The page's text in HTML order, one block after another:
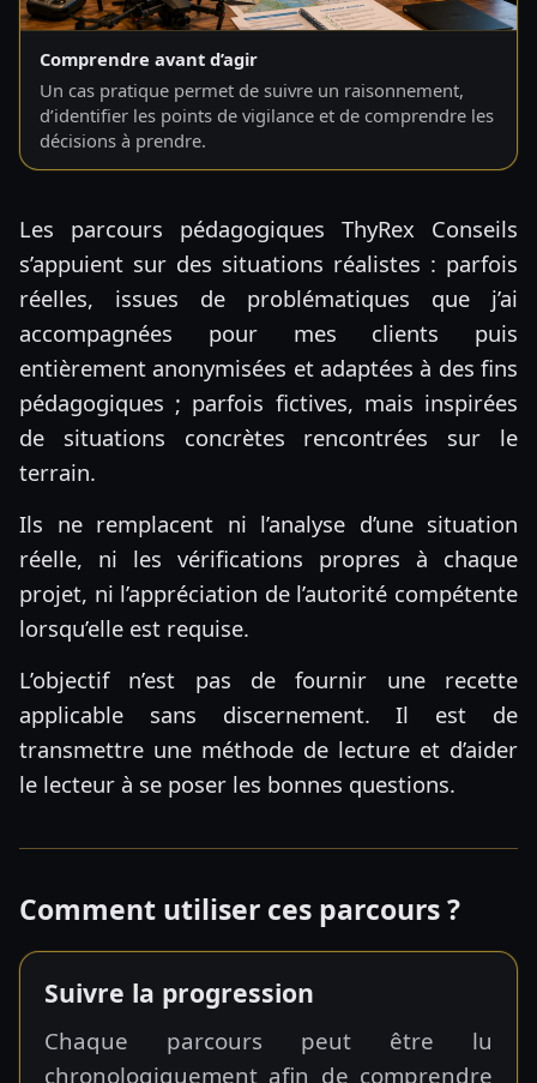
Comprendre avant d’agir
Un cas pratique permet de suivre un raisonnement,
d’identifier les points de vigilance et de comprendre les
décisions à prendre.
Les parcours pédagogiques ThyRex Conseils
s’appuient sur des situations réalistes : parfois
réelles, issues de problématiques que j’ai
accompagnées pour mes clients puis
entièrement anonymisées et adaptées à des fins
pédagogiques ; parfois fictives, mais inspirées
de situations concrètes rencontrées sur le
terrain.
Ils ne remplacent ni l’analyse d’une situation
réelle, ni les vérifications propres à chaque
projet, ni l’appréciation de l’autorité compétente
lorsqu’elle est requise.
L’objectif n’est pas de fournir une recette
applicable sans discernement. Il est de
transmettre une méthode de lecture et d’aider
le lecteur à se poser les bonnes questions.
Comment utiliser ces parcours ?
Suivre la progression
Chaque parcours peut être lu
chronologiquement afin de comprendre